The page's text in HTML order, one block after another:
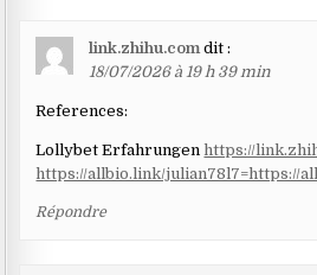
link.zhihu.com dit :
18/07/2026 à 19 h 39 min
References:
Lollybet Erfahrungenhttps://
https://allbio.link/julian78l7=https://
Répondre